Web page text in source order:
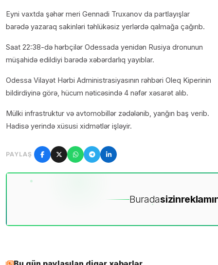
Eyni vaxtda şəhər meri Gennadi Truxanov da partlayışlar
barədə yazaraq sakinləri təhlükəsiz yerlərdə qalmağa çağırıb.
Saat 22:38-də hərbçilər Odessada yenidən Rusiya dronunun
müşahidə edildiyi barədə xəbərdarlıq yayıblar.
Odessa Vilayət Hərbi Administrasiyasının rəhbəri Oleq Kiperinin
bildirdiyinə görə, hücum nəticəsində 4 nəfər xəsarət alıb.
Mülki infrastruktur və avtomobillər zədələnib, yanğın baş verib.
Hadisə yerində xüsusi xidmətlər işləyir.
PAYLAŞ
Buradasizin